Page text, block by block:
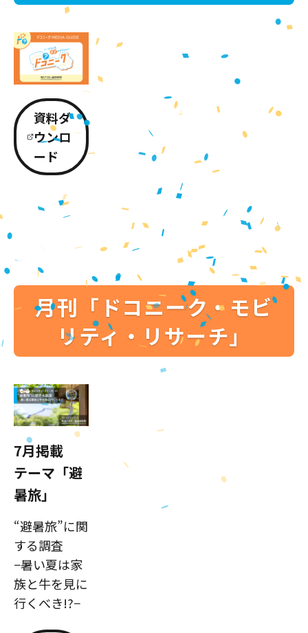
資料ダ
ウンロ
ード
月刊「ドコニーク・モビ
リティ・リサーチ」
7月掲載
テーマ「避
暑旅」
“避暑旅”に関
する調査
−暑い夏は家
族と牛を見に
行くべき!?−